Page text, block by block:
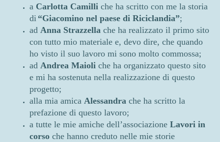
a Carlotta Camilli che ha scritto con me la storia
di “Giacomino nel paese di Riciclandia”;
ad Anna Strazzella che ha realizzato il primo sito
con tutto mio materiale e, devo dire, che quando
ho visto il suo lavoro mi sono molto commossa;
ad Andrea Maioli che ha organizzato questo sito
e mi ha sostenuta nella realizzazione di questo
progetto;
alla mia amica Alessandra che ha scritto la
prefazione di questo lavoro;
a tutte le mie amiche dell’associazione Lavori in
corso che hanno creduto nelle mie storie